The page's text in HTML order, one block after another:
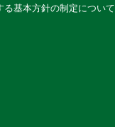
基本方針の制定について